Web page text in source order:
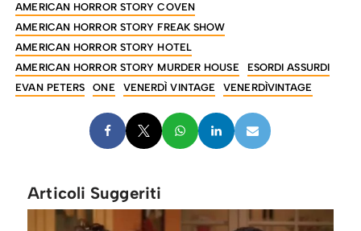
AMERICAN HORROR STORY COVEN
AMERICAN HORROR STORY FREAK SHOW
AMERICAN HORROR STORY HOTEL
AMERICAN HORROR STORY MURDER HOUSE
ESORDI ASSURDI
EVAN PETERS
ONE VENERDÌ VINTAGE VENERDÌVINTAGE
Articoli Suggeriti